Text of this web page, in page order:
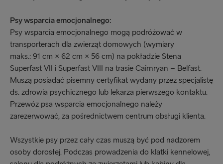
Psy wsparcia emocjonalnego:
Psy wsparcia emocjonalnego mogą podróżować w
transporterach dla zwierząt domowych (wymiary
maks.: 91 cm × 62 cm × 56 cm) na pokładzie Stena
Superfast VII i Superfast VIII na trasie Cairnryan – Belfast.
Muszą posiadać pisemny certyfikat wydany przez specjalistę
ds. zdrowia psychicznego lub lekarza pierwszego kontaktu.
Przewóz psa wsparcia emocjonalnego należy
zarezerwować, za pośrednictwem centrum obsługi klienta.
Wszystkie psy przez cały czas muszą być pod nadzorem
osoby dorosłej. Podczas prowadzenia do klatki kennelowej,